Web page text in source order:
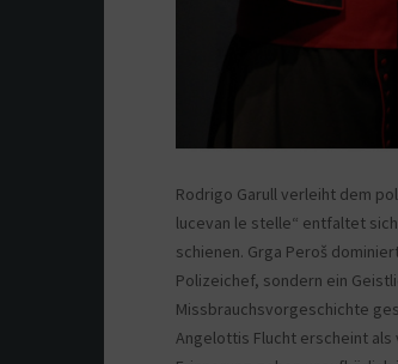
Rodrigo Garull verleiht dem
lucevan le stelle“ entfaltet
schienen. Grga Peroš
Polizeichef, sondern ein
Missbrauchsvorgeschichte
Angelottis Flucht erscheint als